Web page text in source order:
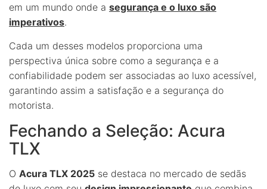
em um mundo onde a segurança e o luxo são
imperativos.
Cada um desses modelos proporciona uma
perspectiva única sobre como a segurança e a
confiabilidade podem ser associadas ao luxo acessível,
garantindo assim a satisfação e a segurança do
motorista.
Fechando a Seleção: Acura
TLX
O Acura TLX 2025 se destaca no mercado de sedãs